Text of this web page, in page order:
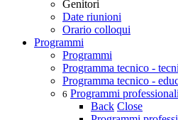
Genitori
Date riunioni
Orario colloqui
Programmi
Programmi
Programma tecnico -
Programma tecnico -
6 Programmi
Back Close